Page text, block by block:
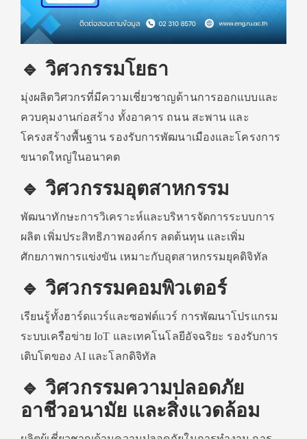
🔹 วิศวกรรมโยธา
มุ่งผลิตวิศวกรที่มีความเชี่ยวชาญด้านการออกแบบและ
ควบคุมงานก่อสร้าง ทั้งอาคาร ถนน สะพาน และ
โครงสร้างพื้นฐาน รองรับการพัฒนาเมืองและโครงการ
ขนาดใหญ่ในอนาคต
🔹 วิศวกรรมอุตสาหกรรม
พัฒนาทักษะการวิเคราะห์และบริหารจัดการระบบการ
ผลิต เพิ่มประสิทธิภาพองค์กร ลดต้นทุน และเพิ่ม
ศักยภาพการแข่งขัน เหมาะกับอุตสาหกรรมยุคดิจิทัล
🔹 วิศวกรรมคอมพิวเตอร์
เรียนรู้ทั้งฮาร์ดแวร์และซอฟต์แวร์ การพัฒนาโปรแกรม
ระบบเครือข่าย IoT และเทคโนโลยีอัจฉริยะ รองรับการ
เติบโตของ AI และโลกดิจิทัล
🔹 วิศวกรรมความปลอดภัย
อาชีวอนามัย และสิ่งแวดล้อม